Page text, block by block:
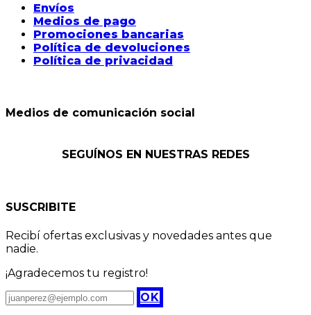
Envíos
Medios de pago
Promociones bancarias
Política de devoluciones
Política de privacidad
Medios de comunicación social
SEGUÍNOS EN NUESTRAS REDES
SUSCRIBITE
Recibí ofertas exclusivas y novedades antes que
nadie.
¡Agradecemos tu registro!
OK